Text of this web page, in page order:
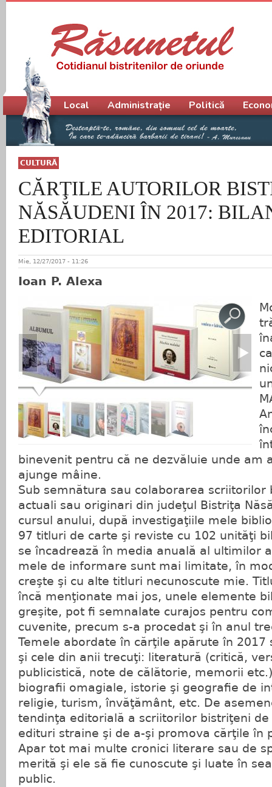
CULTURĂ
CĂRŢILE AUTORILOR
NĂSĂUDENI ÎN 2017:
EDITORIAL
Mie, 12/27/2017 - 11:26
Ioan P. Alexa
binevenit pentru că ne dezvăluie unde am
ajunge mâine.
Sub semnătura sau colaborarea
actuali sau originari din judeţul Bistriţa
cursul anului, după investigaţiile mele
97 titluri de carte şi reviste cu 102 unităţi
se încadrează în media anuală al ultimilor
mele de informare sunt mai limitate, în
creşte şi cu alte titluri necunoscute mie.
încă menţionate mai jos, unele elemente
greşite, pot fi semnalate curajos pentru
cuvenite, precum s-a procedat şi în anul
Temele abordate în cărţile apărute în 2017
şi cele din anii trecuţi: literatură (critică,
publicistică, note de călătorie, memorii
biografii omagiale, istorie şi geografie de
religie, turism, învăţământ, etc. De
tendinţa editorială a scriitorilor bistriţeni
edituri straine şi de a-şi promova cărţile în
Apar tot mai multe cronici literare sau de
merită şi ele să fie cunoscute şi luate în
public.
Meniu principal
Local Administrație Politică